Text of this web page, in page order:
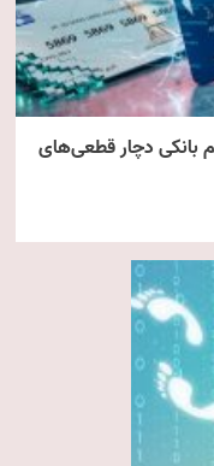
بانکی دچار قطعی‌های